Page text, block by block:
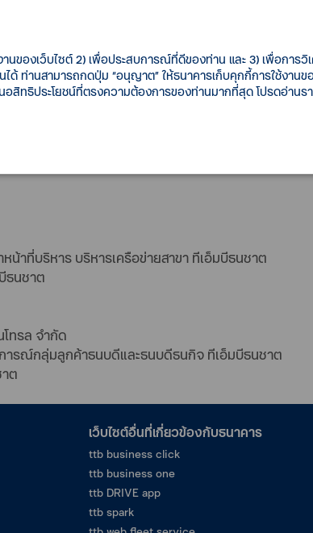
Success Forum”
ณฑล
นเจ้าหน้าที่บริหาร หัวหน้าเจ้าหน้าที่บริหาร บริหารเค
ลูกค้า ทีทีบี รีเซิร์ฟ ในเขตกรุงเทพมหานครและปริมณฑ
ร้อมร่วมรับประทานอาหารค่ำ และรับชมมินิคอนเสิร์ตจ
ศอันแสนอบอุ่น และประทับใจ ณ โรงแรมมิลเลนเนียม ฮิ
น้าที่บริหาร บริหารเครือข่ายสาขา ทีเอ็มบีธนชาต
ธนชาต
ทรล จำกัด
ารณ์กลุ่มลูกค้าธนบดีและธนบดีธนกิจ ทีเอ็มบีธนชาต
ต
นของเว็บไซต์ 2) เพื่อประสบการณ์ที่ดีของท่าน และ 3) เพื่อการวิ
ได้ ท่านสามารถกดปุ่ม “อนุญาต” ให้ธนาคารเก็บคุกกี้การใช้งานข
อสิทธิประโยชน์ที่ตรงความต้องการของท่านมากที่สุด โปรดอ่านร
เว็บไซต์อื่นที่เกี่ยวข้องกับธนาคาร
ttb business click
ttb business one
ttb DRIVE app
ttb spark